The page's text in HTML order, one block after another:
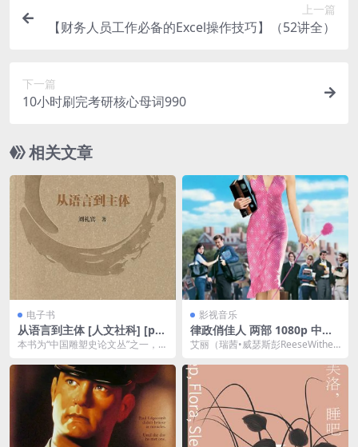
上一篇
【财务人员工作必备的Excel操作技巧】（52讲全）
下一篇
10小时刷完考研核心母词990
相关文章
电子书
从语言到主体 [ 人文社科] [pdf
+全格式]夸克网盘下载
本书为“中国雕塑史论文丛”之一，本
术批评、美术策...
影视音乐
律政俏佳人 两部 1080p 中英
双语 中英双字 夸克网盘下载
艾丽（瑞茜•威瑟斯彭ReeseWither
貌—...